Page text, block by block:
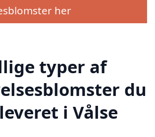
her
typer af
du
i Vålse